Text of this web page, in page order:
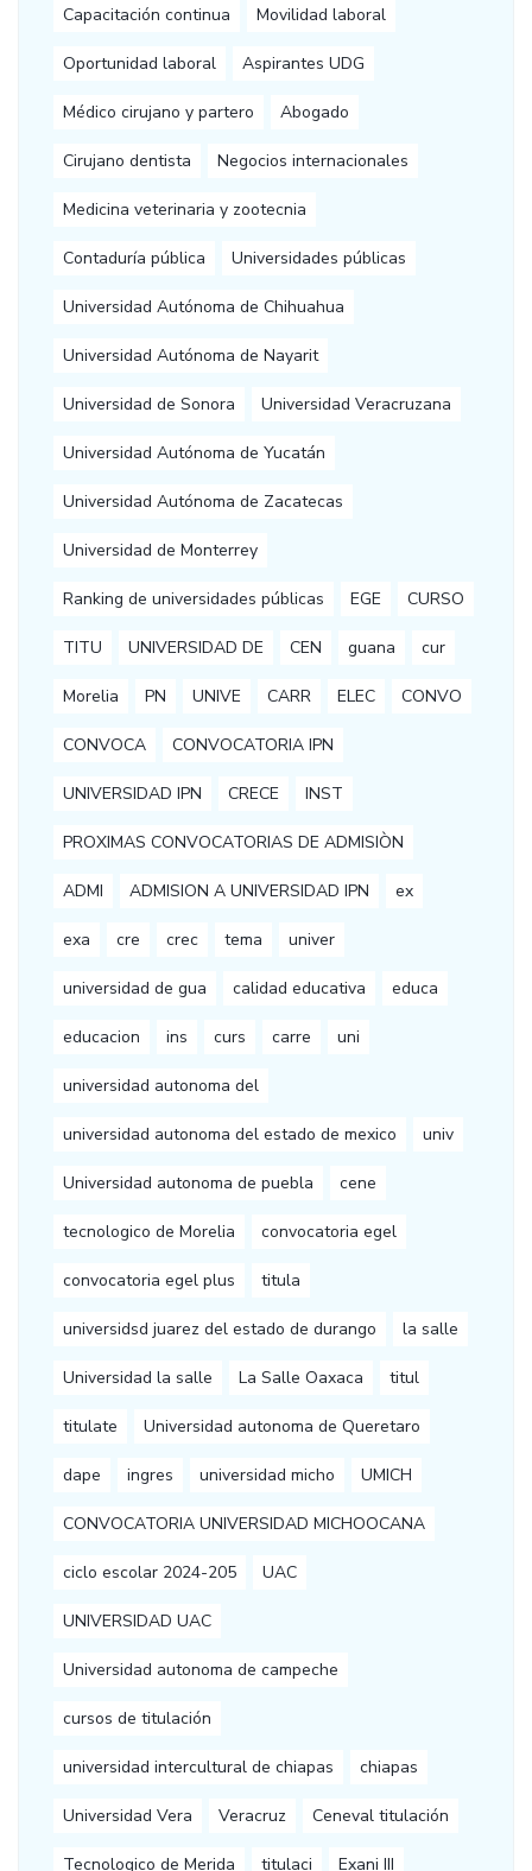
Capacitación continua Movilidad laboral
Oportunidad laboral Aspirantes UDG
Médico cirujano y partero Abogado
Cirujano dentista Negocios internacionales
Medicina veterinaria y zootecnia
Contaduría pública Universidades públicas
Universidad Autónoma de Chihuahua
Universidad Autónoma de Nayarit
Universidad de Sonora Universidad Veracruzana
Universidad Autónoma de Yucatán
Universidad Autónoma de Zacatecas
Universidad de Monterrey
Ranking de universidades públicas EGE CURSO
TITU UNIVERSIDAD DE CEN guana cur
Morelia PN UNIVE CARR ELEC CONVO
CONVOCA CONVOCATORIA IPN
UNIVERSIDAD IPN CRECE INST
PROXIMAS CONVOCATORIAS DE ADMISIÒN
ADMI ADMISION A UNIVERSIDAD IPN ex
exa cre crec tema univer
universidad de gua calidad educativa educa
educacion ins curs carre uni
universidad autonoma del
universidad autonoma del estado de mexico univ
Universidad autonoma de puebla cene
tecnologico de Morelia convocatoria egel
convocatoria egel plus titula
universidsd juarez del estado de durango la salle
Universidad la salle La Salle Oaxaca titul
titulate Universidad autonoma de Queretaro
dape ingres universidad micho UMICH
CONVOCATORIA UNIVERSIDAD MICHOOCANA
ciclo escolar 2024-205 UAC
UNIVERSIDAD UAC
Universidad autonoma de campeche
cursos de titulación
universidad intercultural de chiapas chiapas
Universidad Vera Veracruz Ceneval titulación
Tecnologico de Merida titulaci Exani III